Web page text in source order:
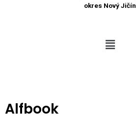
okres Nový Jičín
Alfbook